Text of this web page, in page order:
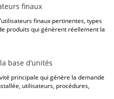
finaux
finaux pertinentes, types
produits qui génèrent réellement la
base d’unités
principale qui génère la demande
utilisateurs, procédures,